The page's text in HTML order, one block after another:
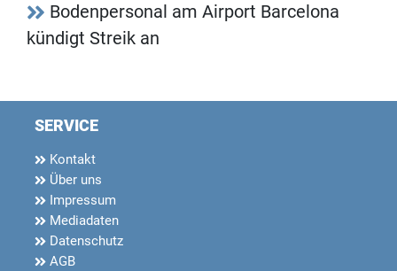
Bodenpersonal am Airport Barcelona
kündigt Streik an
SERVICE
Kontakt
Über uns
Impressum
Mediadaten
Datenschutz
AGB